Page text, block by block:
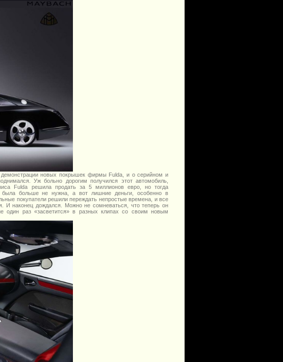
демонстрации новых покрышек фирмы Fulda, и о серийном и
Уж больно дорогим получился этот автомобиль,
Fulda решила продать за 5 миллионов евро, но тогда
больше не нужна, а вот лишние деньги, особенно в
покупатели решили переждать непростые времена, и все
И наконец дождался. Можно не сомневаться, что теперь он
один раз «засветится» в разных клипах со своим новым